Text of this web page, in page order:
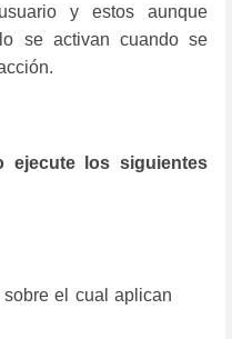
y estos aunque
se activan cuando se
ejecute los siguientes
el cual aplican